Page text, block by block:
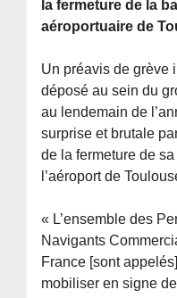
la fermeture de la
aéroportuaire de
Un préavis de grève
déposé au sein du
au lendemain de
surprise et brutale
de la fermeture de
l’aéroport de
« L’ensemble des
Navigants
France [sont
mobiliser en signe